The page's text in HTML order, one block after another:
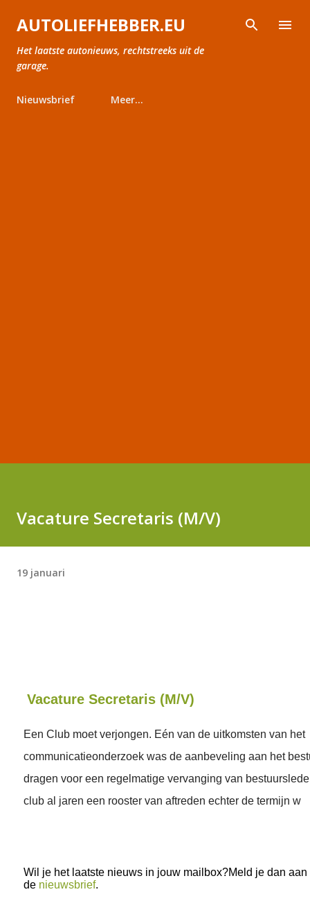
Doorgaan naar hoofdcontent
AUTOLIEFHEBBER.EU
Het laatste autonieuws, rechtstreeks uit de
garage.
Nieuwsbrief Meer…
Vacature Secretaris (M/V)
19 januari
Vacature Secretaris (M/V)
Een Club moet verjongen. Eén van de uitkomsten van het
communicatieonderzoek was de aanbeveling aan het
dragen voor een regelmatige vervanging van
club al jaren een rooster van aftreden echter de termijn w
Wil je het laatste nieuws in jouw mailbox?Meld je dan aan
de nieuwsbrief.